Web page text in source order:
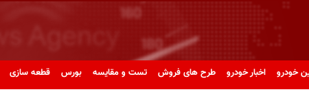
خودرو اخبار خودرو طرح های فروش تست و مقایسه بورس قطعه سازی